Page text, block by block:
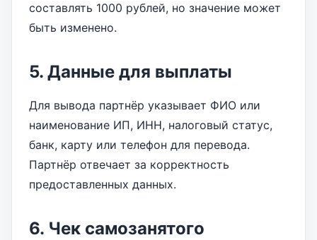
составлять 1000 рублей, но значение может
быть изменено.
5. Данные для выплаты
Для вывода партнёр указывает ФИО или
наименование ИП, ИНН, налоговый статус,
банк, карту или телефон для перевода.
Партнёр отвечает за корректность
предоставленных данных.
6. Чек самозанятого